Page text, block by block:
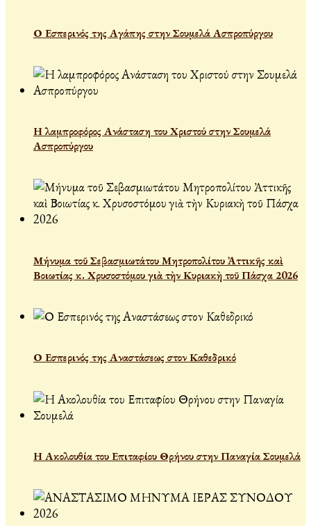
Ο Εσπερινός της Αγάπης στην Σουμελά Ασπροπύργου
Η λαμπροφόρος Ανάσταση του Χριστού στην Σουμελά
Ασπροπύργου
Μήνυμα τοῦ Σεβασμιωτάτου Μητροπολίτου Ἀττικῆς καὶ
Βοιωτίας κ. Χρυσοστόμου γιὰ τὴν Κυριακὴ τοῦ Πάσχα 2026
Ο Εσπερινός της Αναστάσεως στον Καθεδρικό
Η Ακολουθία του Επιταφίου Θρήνου στην Παναγία Σουμελά